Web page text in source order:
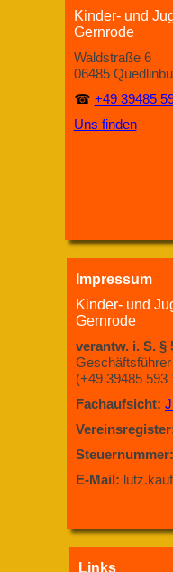
Kinder- und
Gernrode
Waldstraße 6
06485
☎ +49 39485
Uns finden
Impressum
Kinder- und
Gernrode
verantw. i. S. §
(+49 39485 593
Fachaufsicht:
Steuernummer:
E-Mail:
Links